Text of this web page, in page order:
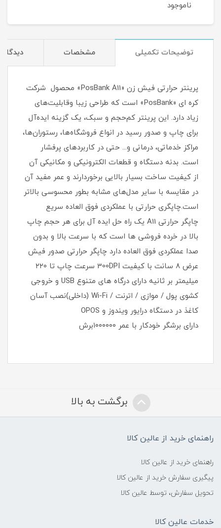
ناموجود
توضیحات تکمیلی مشخصات
پرینتر حرارتی فیش زن «PosBank A11» محصول شرکت
کره ای «PosBank» است که طراحی زیبا وقابلیت‌های
زیاد دارد. این پرینتر کم‌حجم و سبک، یک گزینه ایده‌آل
برای چاپ و صدور رسید در انواع فروشگاه‌ها، رستوران‌ها،
مراکز خدماتی، درمانی و... حتی در کاربردهای پرفشار
است. بدنه دستگاه و قطعات الکترونیکی و مکانیکی آن
از کیفیت ساخت بسیار بالایی برخوردارند و عمر مفید آن
در مقایسه با سایر مدل‌های مشابه بطور محسوسی بالاتر
است.چاپگری حرارتی با عملکردی فوق العاده سریع
چاپگر حرارتی A11 یک راه حل ایده آل برای هر حجم چاپ
بالا در خرده فروشی ها است که با سرعت بالا و بدون
صدا عملکردی فوق العاده دارد چاپگر حرارتی صدور فیش
عرض ۸ سانت با کیفیت 300DPI سرعت چاپ تا ۲۲۰
میلیمتر بر ثانیه دارای درگاه های متنوع USB و خروجی
کشوی پول / موازی / اترنت / Wi-Fi (داخلی)نصب آسان
کاغذ در دستگاه درایور ویندوز و OPOS
دارای برشگر خودکار با عمر ۱۰۰۰۰۰۰برش
برگشت به بالا
راهنمای خرید از عالین کالا
راهنمای خرید از عالین کالا
پیگیری سفارش خرید از عالین کالا
تحویل سفارش، توسط عالین کالا
خدمات عالین کالا